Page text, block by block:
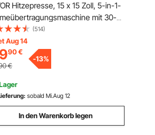
Hitzepresse, 15 x 15 Zoll, 5-in-1-
mit 30-
Presse, 360°
T-Shirt-Pressen,
präzise Steuerung, für T-
Tassen/Hüte/Teller, grün
(514)
Aug 14
90€
€
-13%
sobald Mi.Aug 12
In den Warenkorb legen